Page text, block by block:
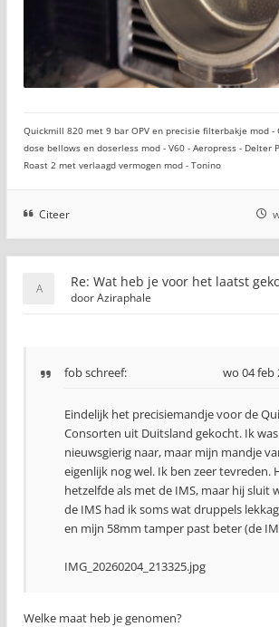
Quickmill 820 met 9 bar OPV en precisie filterbakje mod -
dose bellows en doserless mod - V60 - Aeropress - Delter
Roast 2 met verlaagd vermogen mod - Tonino
Citeer
Re: Wat heb je voor het laatst
doorAziraphale
fobschreef: wo 04 feb
Eindelijk het precisiemandje voor de
Consorten uit Duitsland gekocht. Ik
nieuwsgierig naar, maar mijn mandje
eigenlijk nog wel. Ik ben zeer tevreden.
hetzelfde als met de IMS, maar hij sluit
de IMS had ik soms wat druppels
en mijn 58mm tamper past beter (de
IMG_20260204_213325.jpg
Welke maat heb je genomen?